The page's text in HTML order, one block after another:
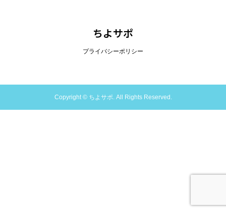
ちよサポ
プライバシーポリシー
Copyright ©ちよサポ. All Rights Reserved.